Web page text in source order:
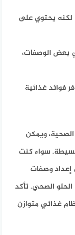
لكنه يحتوي على
الوصفات،
فوائد غذائية
ويمكن
سواء كنت
وصفات
الحلو الصحي. تأكد
غذائي متوازن